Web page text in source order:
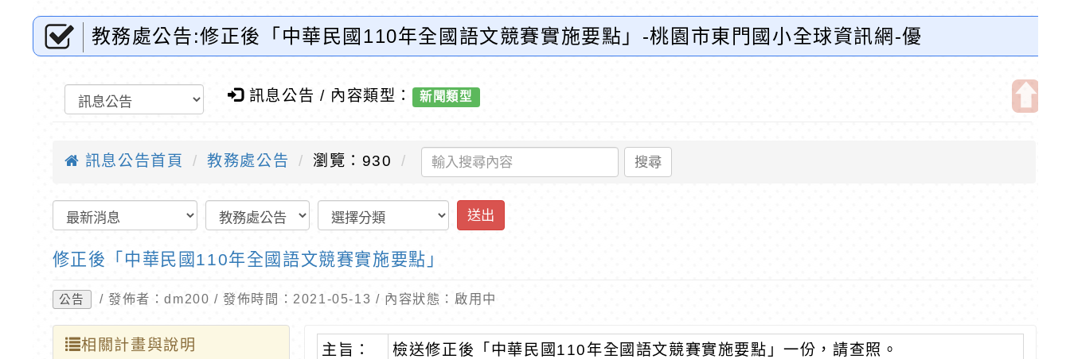
教務處公告:修正後「中華民國110年全國語文競賽實施要點」-桃園市東門國小全球資訊網-優
訊息公告 / 內容類型： 新聞類型
訊息公告首頁 教務處公告 瀏覽：930 搜尋
送出
修正後「中華民國110年全國語文競賽實施要點」
公告 / 發佈者：dm200 / 發佈時間：2021-05-13 / 內容狀態：啟用中
相關計畫與說明 主旨：
檢送修正後「中華民國110年全國語文競賽實施要點」一份，請查照。